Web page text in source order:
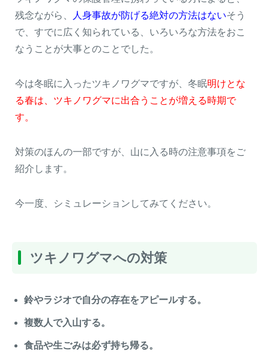
残念ながら、
人身事故が防げる絶対の方法はないそう
で、すでに広く知られている、いろいろな方法をおこ
なうことが大事とのことでした。
今は冬眠に入ったツキノワグマですが、冬眠明けとな
る春は、ツキノワグマに出合うことが増える時期で
す。
対策のほんの一部ですが、山に入る時の注意事項をご
紹介します。
今一度、シミュレーションしてみてください。
ツキノワグマへの対策
鈴やラジオで自分の存在をアピールする。
複数人で入山する。
食品や生ごみは必ず持ち帰る。